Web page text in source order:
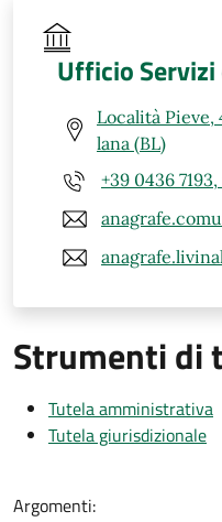
Ufficio
Località Pieve,
lana (BL)
+39 0436
Strumenti di
Tutela amministrativa
Tutela giurisdizionale
Argomenti: